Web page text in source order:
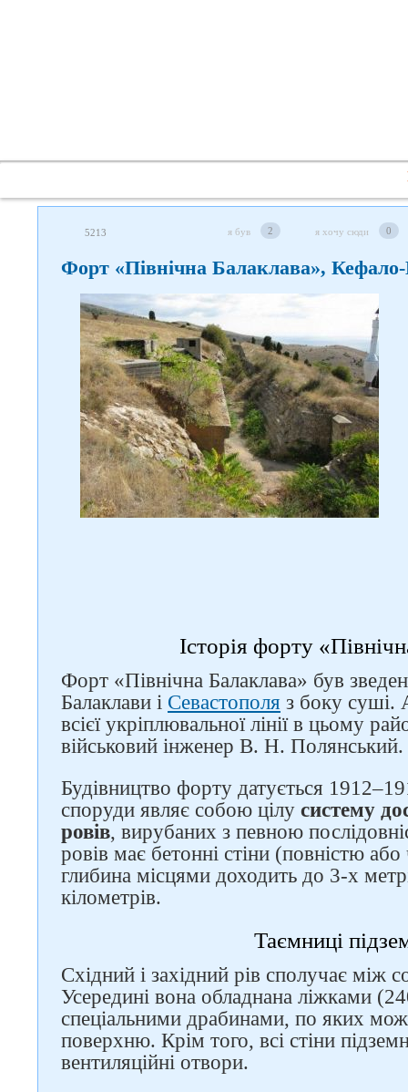
5213 я був 2 я хочу сюди 0
Форт «Північна Балаклава», Кефало-
Історія форту
Форт «Північна Балаклава» був
Балаклави і Севастополя з боку суші.
всієї укріплювальної лінії в цьому
військовий інженер В. Н. Полянський.
Будівництво форту датується
споруди являє собою цілу систему
ровів, вирубаних з певною
ровів має бетонні стіни (повністю
глибина місцями доходить до 3-х
кілометрів.
Таємниці
Східний і західний рів сполучає між
Усередині вона обладнана ліжками
спеціальними драбинами, по яких
поверхню. Крім того, всі стіни
вентиляційні отвори.
Слідкуйте за нами в
соцмережах